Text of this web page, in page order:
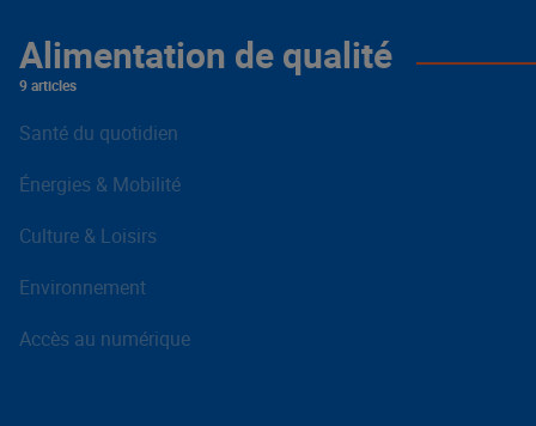
Alimentation de qualité
9 articles
Santé du quotidien
Énergies & Mobilité
Culture & Loisirs
Environnement
Accès au numérique